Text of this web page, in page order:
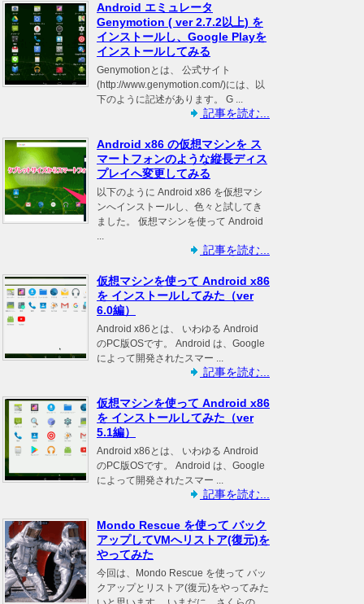
Android エミュレータ
Genymotion ( ver 2.7.2以上) を
インストールし、Google Playを
インストールしてみる
Genymotionとは、 公式サイト
(http://www.genymotion.com/)には、以
下のように記述があります。 G ...
記事を読む...
Android x86 の仮想マシンを ス
マートフォンのような縦長ディス
プレイへ変更してみる
以下のように Android x86 を仮想マシ
ンへインストールし、色々と試してき
ました。 仮想マシンを使って Android
...
記事を読む...
仮想マシンを使って Android x86
を インストールしてみた（ver
6.0編）
Android x86とは、 いわゆる Android
のPC版OSです。 Android は、Google
によって開発されたスマー ...
記事を読む...
仮想マシンを使って Android x86
を インストールしてみた（ver
5.1編）
Android x86とは、 いわゆる Android
のPC版OSです。 Android は、Google
によって開発されたスマー ...
記事を読む...
Mondo Rescue を使って バック
アップしてVMへリストア(復元)を
やってみた
今回は、Mondo Rescue を使って バッ
クアップとリストア(復元)をやってみた